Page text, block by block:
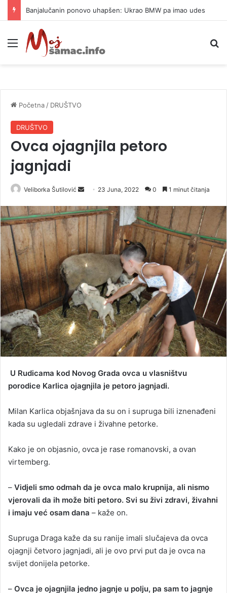
Banjalučanin ponovo uhapšen: Ukrao BMW pa imao udes
Meni
Početna / DRUŠTVO
DRUŠTVO
Ovca ojagnjila petoro
jagnjadi
Veliborka Šutilović
n
a
n
e
a
i
l
23 Juna, 2022 0 1 minut čitanja
U Rudicama kod Novog Grada ovca u vlasništvu
porodice Karlica ojagnjila je petoro jagnjadi.
Milan Karlica objašnjava da su on i supruga bili iznenađeni
kada su ugledali zdrave i živahne petorke.
Kako je on objasnio, ovca je rase romanovski, a ovan
virtemberg.
– Vidjeli smo odmah da je ovca malo krupnija, ali nismo
vjerovali da ih može biti petoro. Svi su živi zdravi, živahni
i imaju već osam dana – kaže on.
Supruga Draga kaže da su ranije imali slučajeva da ovca
ojagnji četvoro jagnjadi, ali je ovo prvi put da je ovca na
svijet donijela petorke.
– Ovca je ojagnjila jedno jagnje u polju, pa sam to jagnje